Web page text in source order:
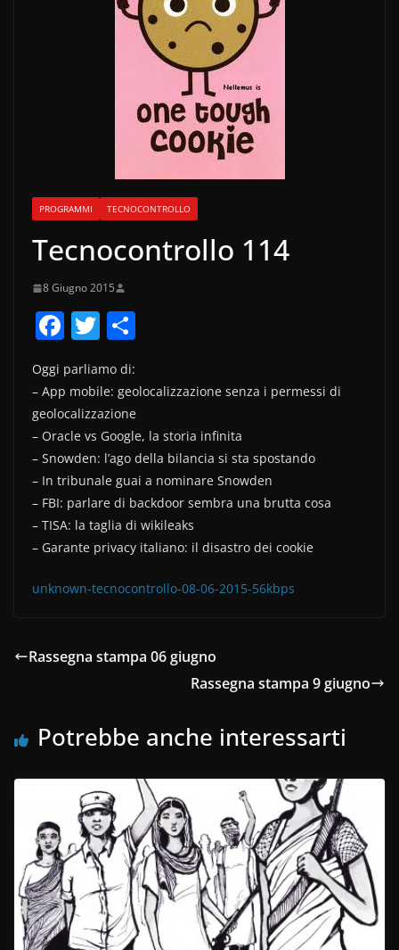
PROGRAMMI TECNOCONTROLLO
Tecnocontrollo 114
8 Giugno 2015
F
c
e
b
o
o
k
T
itt
er
n
di
vi
di
Oggi parliamo di:
– App mobile: geolocalizzazione senza i permessi di
geolocalizzazione
– Oracle vs Google, la storia infinita
– Snowden: l’ago della bilancia si sta spostando
– In tribunale guai a nominare Snowden
– FBI: parlare di backdoor sembra una brutta cosa
– TISA: la taglia di wikileaks
– Garante privacy italiano: il disastro dei cookie
unknown-tecnocontrollo-08-06-2015-56kbps
Rassegna stampa 06 giugno
Rassegna stampa 9 giugno
Potrebbe anche interessarti